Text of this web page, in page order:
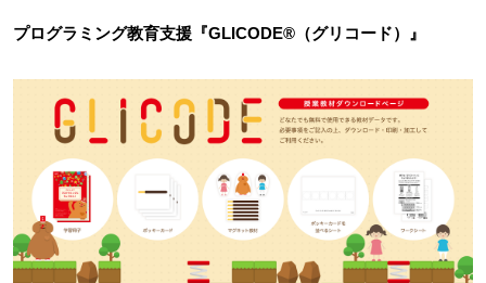
プログラミング教育支援『GLICODE®（グリコード）』